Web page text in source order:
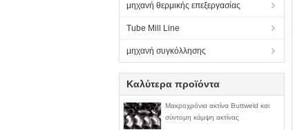
μηχανή θερμικής επεξεργασίας
Tube Mill Line
μηχανή συγκόλλησης
Καλύτερα προϊόντα
Μακροχρόνια ακτίνα Buttweld και
σύντομη κάμψη ακτίνας